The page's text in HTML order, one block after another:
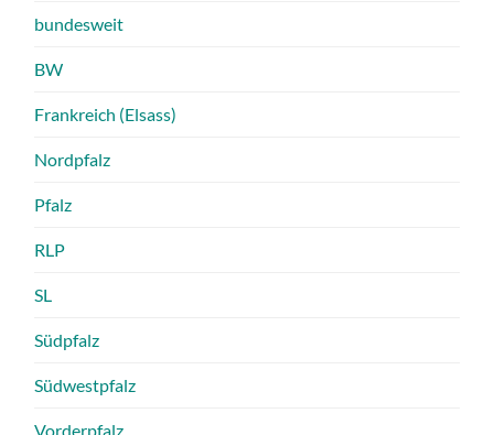
bundesweit
BW
Frankreich (Elsass)
Nordpfalz
Pfalz
RLP
SL
Südpfalz
Südwestpfalz
Vorderpfalz